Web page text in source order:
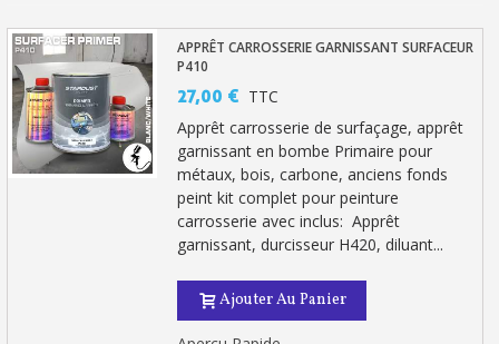
APPRÊT CARROSSERIE GARNISSANT SURFACEUR
P410
27,00 € TTC
Apprêt carrosserie de surfaçage, apprêt
garnissant en bombe Primaire pour
métaux, bois, carbone, anciens fonds
peint kit complet pour peinture
carrosserie avec inclus: Apprêt
garnissant, durcisseur H420, diluant...
Ajouter Au Panier